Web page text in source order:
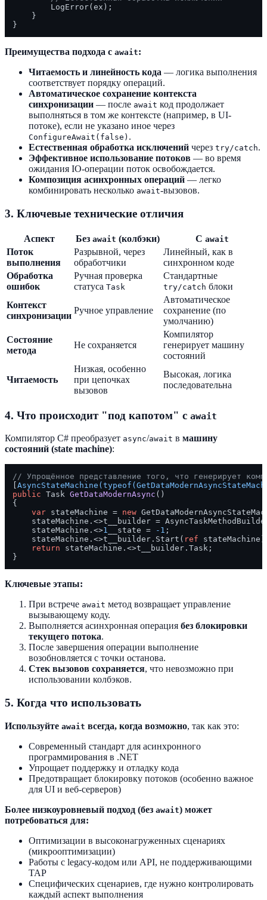
        LogError(ex);
    }
Преимущества подхода с await:
Читаемость и линейность кода — логика выполнения
соответствует порядку операций.
Автоматическое сохранение контекста
синхронизации — после await код продолжает
выполняться в том же контексте (например, в UI-
потоке), если не указано иное через
ConfigureAwait(false) .
Естественная обработка исключений через try/catch.
Эффективное использование потоков — во время
ожидания IO-операции поток освобождается.
Композиция асинхронных операций — легко
комбинировать несколько await-вызовов.
3. Ключевые технические отличия
Аспект Без await (колбэки) С await
Поток
выполнения
Разрывной, через
обработчики
Линейный, как в
синхронном коде
Обработка
ошибок
Ручная проверка
статуса Task
Стандартные
try/catch блоки
Контекст
синхронизации
Ручное управление
Автоматическое
сохранение (по
умолчанию)
Состояние
метода
Не сохраняется
Компилятор
генерирует машину
состояний
Читаемость
Низкая, особенно
при цепочках
вызовов
Высокая, логика
последовательна
4. Что происходит "под капотом" с await
Компилятор C# преобразует async/await в машину
состояний (state machine):
// Упрощённое представление того, что генерирует
public Task GetDataModernAsync ()
{
var stateMachine = new
stateMachine.<>t__builder =
    stateMachine.<>
1 __state = -1 ;
    stateMachine.<>t__builder.Start(
ref
return stateMachine.<>t__builder.Task;
Ключевые этапы:
При встрече await метод возвращает управление
вызывающему коду.
Выполняется асинхронная операция без блокировки
текущего потока.
После завершения операции выполнение
возобновляется с точки останова.
Стек вызовов сохраняется, что невозможно при
использовании колбэков.
5. Когда что использовать
Используйте await всегда, когда возможно, так как это:
Современный стандарт для асинхронного
программирования в .NET
Упрощает поддержку и отладку кода
Предотвращает блокировку потоков (особенно важное
для UI и веб-серверов)
Более низкоуровневый подход (без await) может
потребоваться для:
Оптимизации в высоконагруженных сценариях
(микрооптимизации)
Работы с legacy-кодом или API, не поддерживающими
TAP
Специфических сценариев, где нужно контролировать
каждый аспект выполнения